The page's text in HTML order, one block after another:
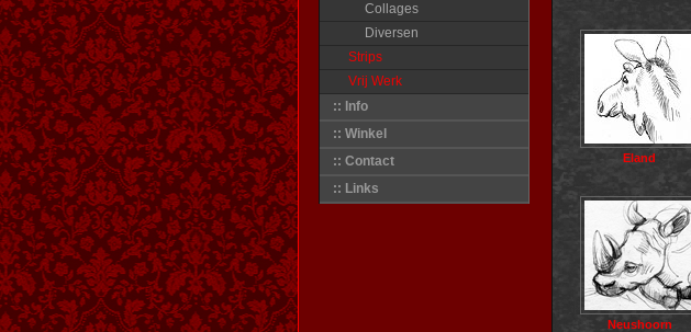
Collages
Diversen
Strips
Vrij Werk
:: Info
:: Winkel
:: Contact
:: Links
Eland
Neushoorn